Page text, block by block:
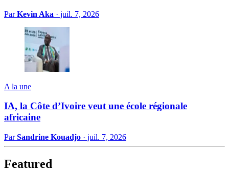
ParKevin Aka · juil. 7, 2026
A la une
IA, la Côte d’Ivoire veut une école régionale
africaine
ParSandrine Kouadjo · juil. 7, 2026
Featured